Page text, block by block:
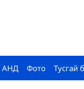
АНД Фото Тусгай